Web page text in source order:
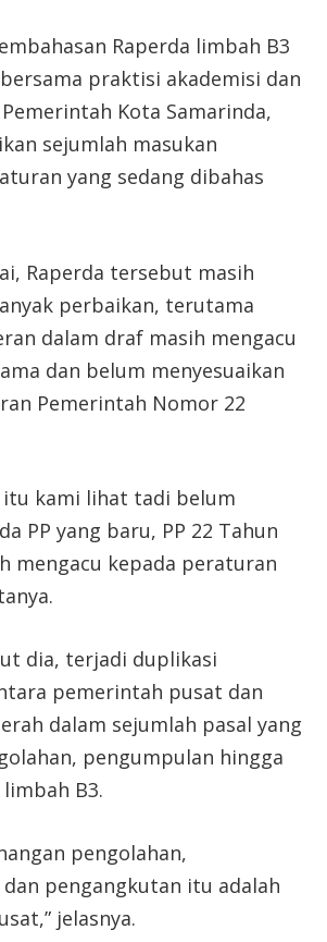
Raperda limbah B3
praktisi akademisi dan
Kota Samarinda,
sejumlah masukan
yang sedang dibahas
Raperda tersebut masih
perbaikan, terutama
dalam draf masih mengacu
dan belum menyesuaikan
Pemerintah Nomor 22
itu kami lihat tadi belum
PP yang baru, PP 22 Tahun
mengacu kepada peraturan
dia, terjadi duplikasi
pemerintah pusat dan
dalam sejumlah pasal yang
pengumpulan hingga
B3.
pengolahan,
pengangkutan itu adalah
jelasnya.